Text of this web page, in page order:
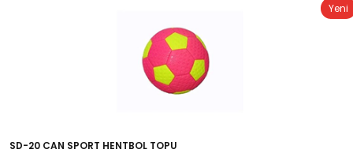
Yeni
SD-20 CAN SPORT HENTBOL TOPU